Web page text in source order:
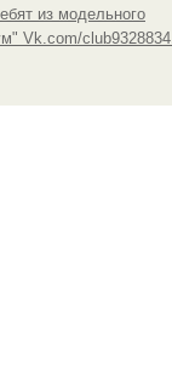
из модельного
Vk.com/club9328834.